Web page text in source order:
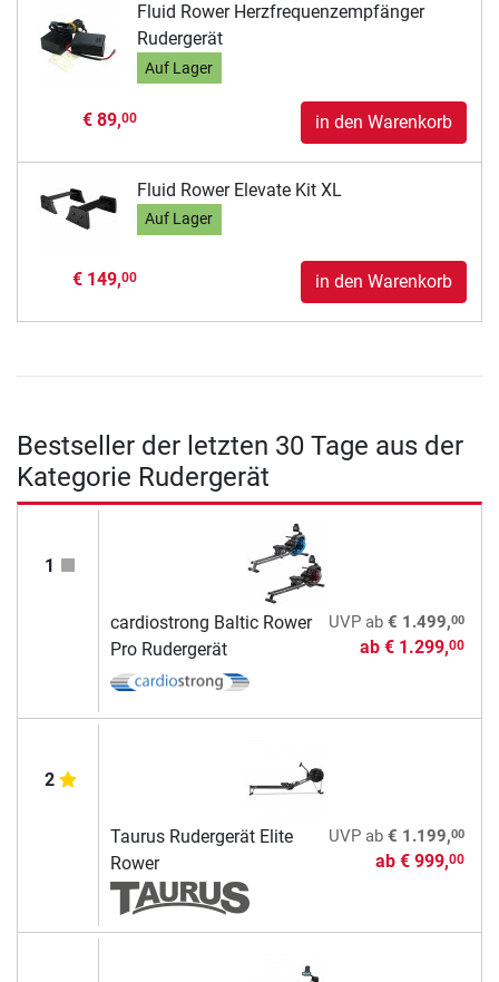
Fluid Rower Herzfrequenzempfänger
Rudergerät
Auf Lager
€ 89,00 in den Warenkorb
Fluid Rower Elevate Kit XL
Auf Lager
€ 149,00 in den Warenkorb
Bestseller der letzten 30 Tage aus der
Kategorie Rudergerät
1
cardiostrong Baltic Rower
Pro Rudergerät
UVPab € 1.499,00
ab € 1.299,00
2
Taurus Rudergerät Elite
Rower
UVPab € 1.199,00
ab € 999,00